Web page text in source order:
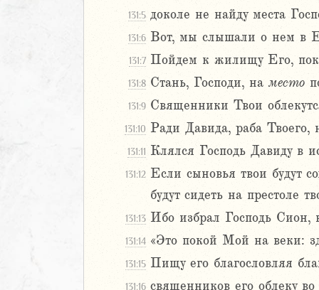
131:5 доколе не найду места
131:6 Вот, мы слышали о нем в
131:7 Пойдем к жилищу Его,
131:8 Стань, Господи, на место
131:9 Священники Твои
131:10 Ради Давида, раба Твоего,
131:11 Клялся Господь Давиду в
131:12 Если сыновья твои будут
будут сидеть на престоле
131:13 Ибо избрал Господь
131:14 «Это покой Мой на веки:
131:15 Пищу его благословляя
131:16 священников его облеку во